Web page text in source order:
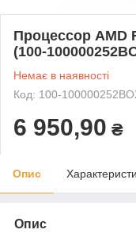
Процессор AMD
(100-
Немає в наявності
Код: 100-
6 950,90 ₴
Опис
Опис